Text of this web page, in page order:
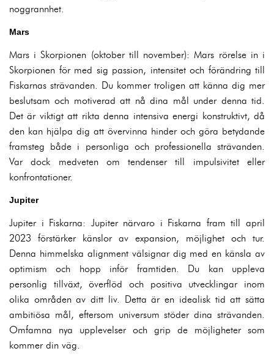
noggrannhet.
Mars
Mars i Skorpionen (oktober till november): Mars rörelse in i
Skorpionen för med sig passion, intensitet och förändring till
Fiskarnas strävanden. Du kommer troligen att känna dig mer
beslutsam och motiverad att nå dina mål under denna tid.
Det är viktigt att rikta denna intensiva energi konstruktivt, då
den kan hjälpa dig att övervinna hinder och göra betydande
framsteg både i personliga och professionella strävanden.
Var dock medveten om tendenser till impulsivitet eller
konfrontationer.
Jupiter
Jupiter i Fiskarna: Jupiter närvaro i Fiskarna fram till april
2023 förstärker känslor av expansion, möjlighet och tur.
Denna himmelska alignment välsignar dig med en känsla av
optimism och hopp inför framtiden. Du kan uppleva
personlig tillväxt, överflöd och positiva utvecklingar inom
olika områden av ditt liv. Detta är en idealisk tid att sätta
ambitiösa mål, eftersom universum stöder dina strävanden.
Omfamna nya upplevelser och grip de möjligheter som
kommer din väg.